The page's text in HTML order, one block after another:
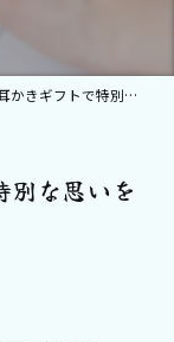
トで特別な思いを伝える方法
別な思いを